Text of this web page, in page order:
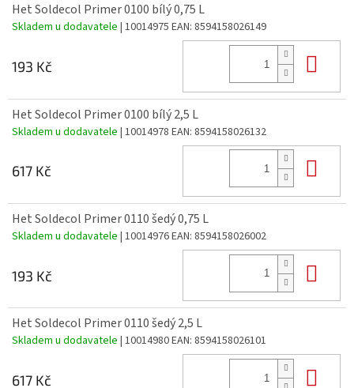
Het Soldecol Primer 0100 bílý 0,75 L
Skladem u dodavatele | 10014975 EAN: 8594158026149
193 Kč
Het Soldecol Primer 0100 bílý 2,5 L
Skladem u dodavatele | 10014978 EAN: 8594158026132
617 Kč
Het Soldecol Primer 0110 šedý 0,75 L
Skladem u dodavatele | 10014976EAN: 8594158026002
193 Kč
Het Soldecol Primer 0110 šedý 2,5 L
Skladem u dodavatele | 10014980EAN: 8594158026101
617 Kč